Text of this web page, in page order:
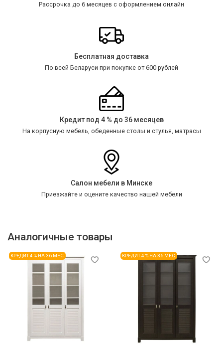
Рассрочка до 6 месяцев с оформлением онлайн
Бесплатная доставка
По всей Беларуси при покупке от 600 рублей
Кредит под 4 % до 36 месяцев
На корпусную мебель, обеденные столы и стулья, матрасы
Салон мебели в Минске
Приезжайте и оцените качество нашей мебели
Аналогичные товары
КРЕДИТ 4 % НА 36 МЕС КРЕДИТ 4 % НА 36 МЕС